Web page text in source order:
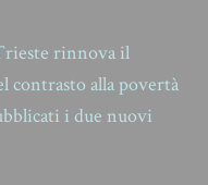
rinnova il
contrasto alla povertà
i due nuovi